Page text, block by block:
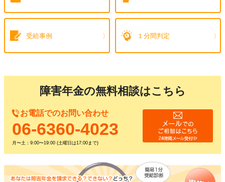
受給事例 １分間判定
障害年金の無料相談はこちら
お電話でのお問い合わせ
06-6360-4023
月〜土：9:00〜19:00 (土曜日は17:00まで)